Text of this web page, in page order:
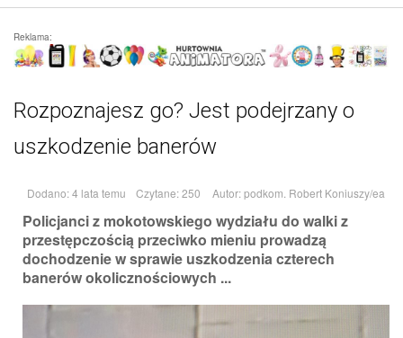
Reklama:
Rozpoznajesz go? Jest podejrzany o
uszkodzenie banerów
Dodano: 4 lata temu Czytane: 250 Autor:podkom. Robert Koniuszy/ea
Policjanci z mokotowskiego wydziału do walki z
przestępczością przeciwko mieniu prowadzą
dochodzenie w sprawie uszkodzenia czterech
banerów okolicznościowych ...